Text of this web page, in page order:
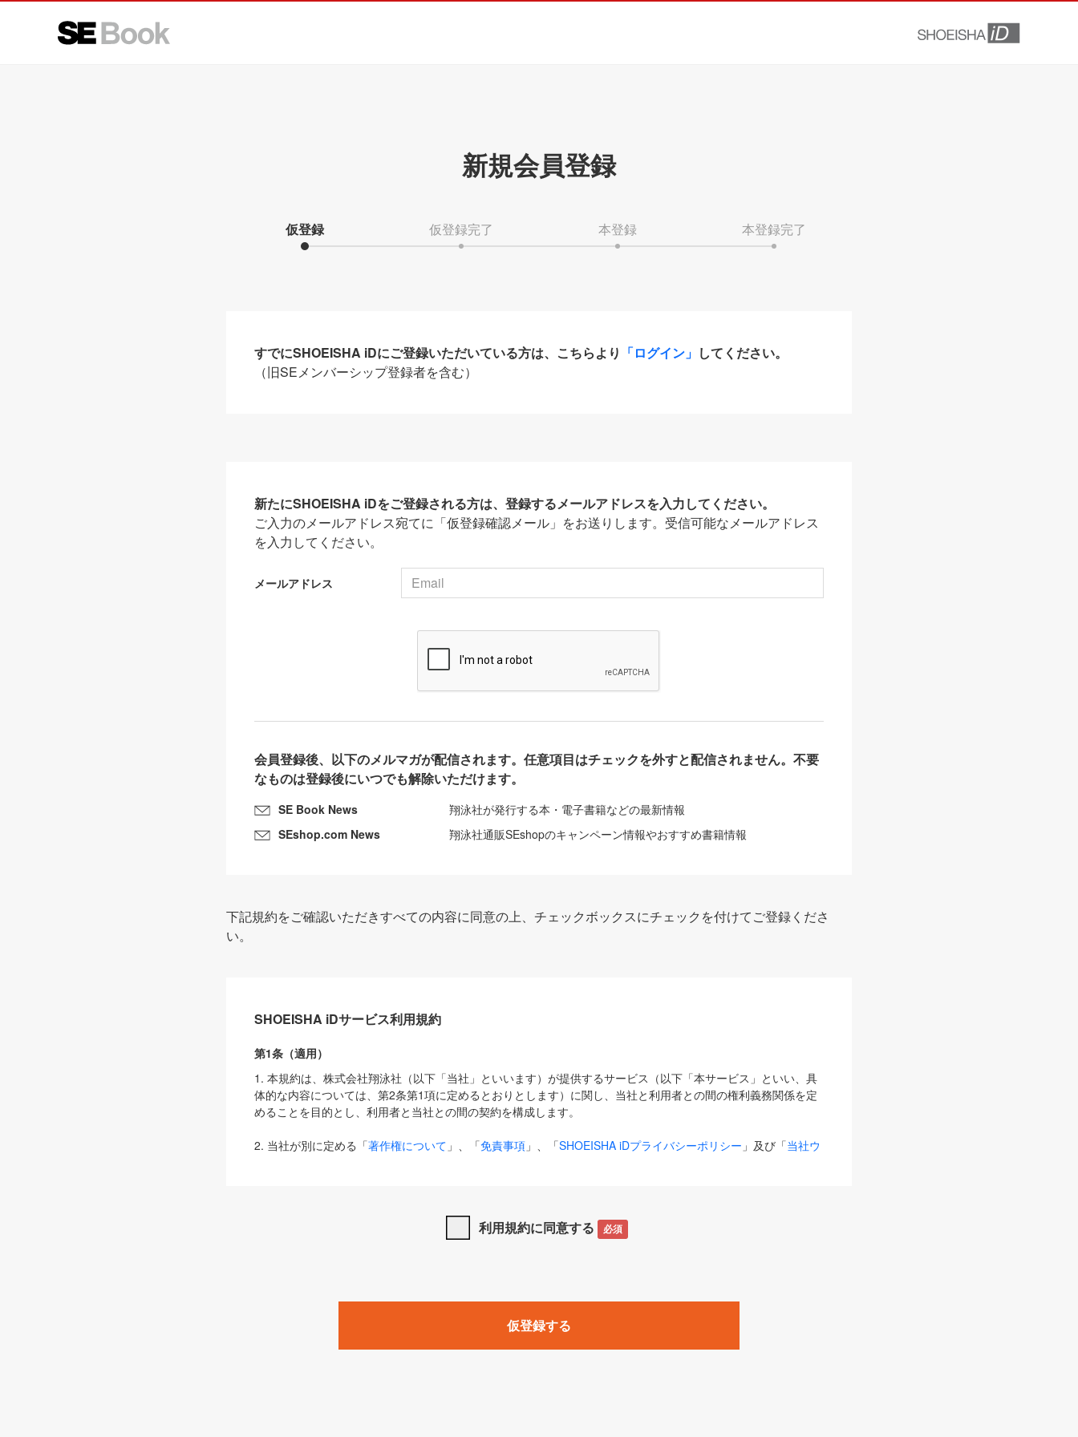
新規会員登録
仮登録 仮登録完了 本登録 本登録完了
すでにSHOEISHA iDにご登録いただいている方は、こちらより 「ログイン」 してください。
（旧SEメンバーシップ登録者を含む）
新たにSHOEISHA iDをご登録される方は、登録するメールアドレスを入力してください。
ご入力のメールアドレス宛てに「仮登録確認メール」をお送りします。受信可能なメールアドレス
を入力してください。
メールアドレス
会員登録後、以下のメルマガが配信されます。任意項目はチェックを外すと配信されません。不要
なものは登録後にいつでも解除いただけます。
SE Book News
翔泳社が発行する本・電子書籍などの最新情報
SEshop.com News
翔泳社通販SEshopのキャンペーン情報やおすすめ書籍情報
下記規約をご確認いただきすべての内容に同意の上、チェックボックスにチェックを付けてご登録くださ
い。
SHOEISHA iDサービス利用規約
第1条（適用）
1. 本規約は、株式会社翔泳社（以下「当社」といいます）が提供するサービス（以下「本サービス」といい、具
体的な内容については、第2条第1項に定めるとおりとします）に関し、当社と利用者との間の権利義務関係を定
めることを目的とし、利用者と当社との間の契約を構成します。
2. 当社が別に定める「著作権について 」、「免責事項 」、「SHOEISHA iDプライバシーポリシー 」及び「当社ウ
は、本規約の規定が優先して適用されるものとします。
1. 「本サービス」とは、当社が提供する以下のサービス（名称や内容が変更された場合、変更後のサービスを含
みます）及びこれらサービスに関連して当社が実施するイベントやキャンペーンをいいます。
「SEBook」「SEShop」「CodeZine」「MarkeZine」「EnterpriseZine」「ECzine」「Biz/Zine」「HRzine」
利用規約に同意する 必須
仮登録する